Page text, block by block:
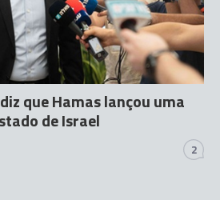
que Hamas lançou uma
de Israel
2